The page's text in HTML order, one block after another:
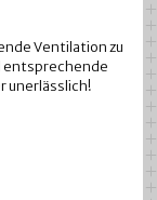
Ventilation zu
entsprechende
unerlässlich!